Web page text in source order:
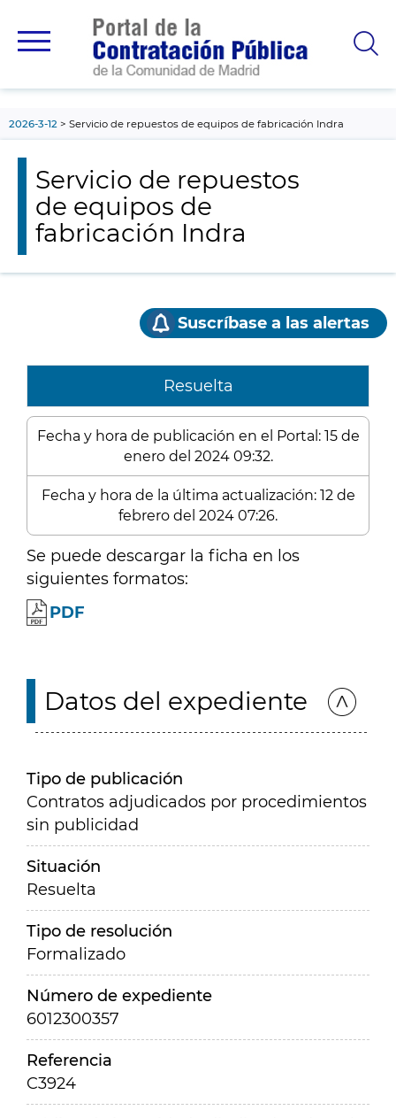
principal
2026-3-12 Servicio de repuestos de equipos de fabricación Indra
Servicio de repuestos
de equipos de
fabricación Indra
Suscríbase a las alertas
Resuelta
Fecha y hora de publicación en el Portal: 15 de
enero del 2024 09:32.
Fecha y hora de la última actualización: 12 de
febrero del 2024 07:26.
Se puede descargar la ficha en los
siguientes formatos:
PDF
Datos del expediente
Tipo de publicación
Contratos adjudicados por procedimientos
sin publicidad
Situación
Resuelta
Tipo de resolución
Formalizado
Número de expediente
6012300357
Referencia
C3924